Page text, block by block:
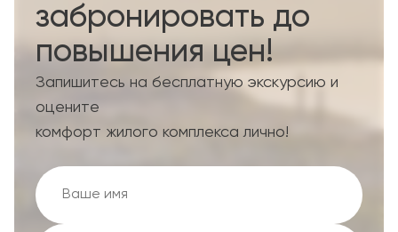
забронировать до
повышения цен!
Запишитесь на бесплатную экскурсию и
оцените
комфорт жилого комплекса лично!